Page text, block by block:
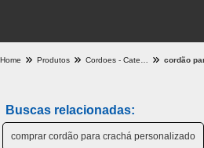
Home Produtos
Buscas relacionadas:
comprar cordão para crachá personalizado